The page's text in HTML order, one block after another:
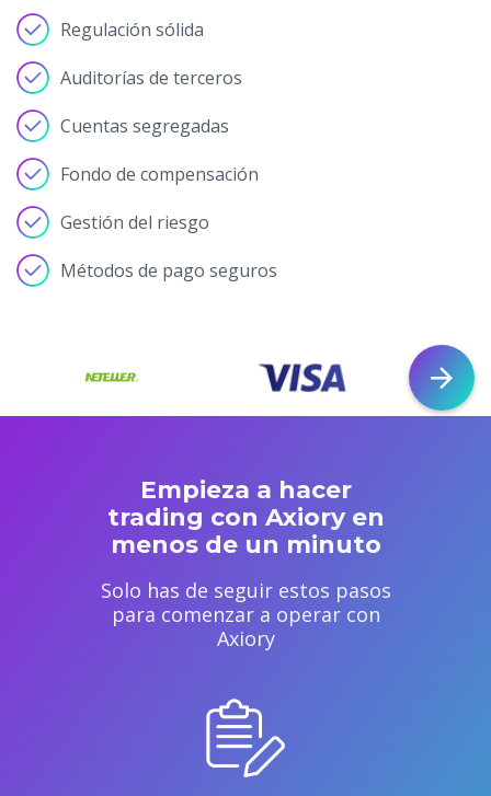
Regulación sólida
Auditorías de terceros
Cuentas segregadas
Fondo de compensación
Gestión del riesgo
Métodos de pago seguros
Empieza a hacer
trading con Axiory en
menos de un minuto
Solo has de seguir estos pasos
para comenzar a operar con
Axiory